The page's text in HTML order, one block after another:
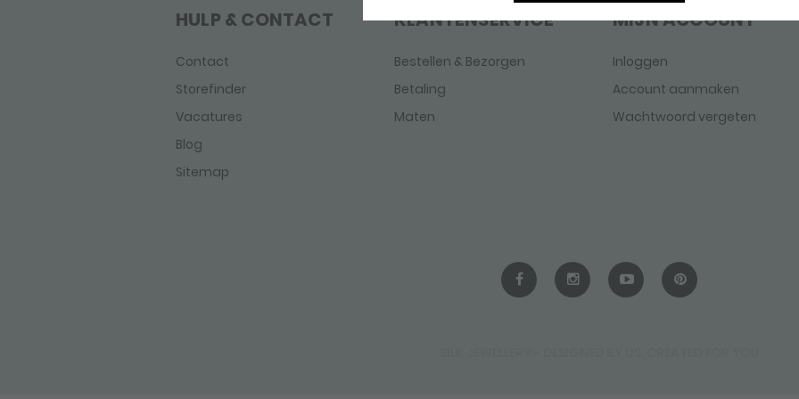
HULP & CONTACT
Contact
Storefinder
Vacatures
Blog
Sitemap
KLANTENSERVICE
Bestellen & Bezorgen
Betaling
Maten
MIJN ACCOUNT
Inloggen
Account aanmaken
Wachtwoord vergeten